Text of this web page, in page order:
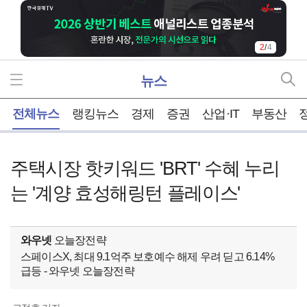
2/4
뉴스
전체뉴스 랭킹뉴스 경제 증권 산업·IT 부동산
주택시장 핫키워드 'BRT' 수혜 누리
는 '계양 효성해링턴 플레이스'
와우넷 오늘장전략
스페이스X, 최대 9.1억주 보호예수 해제 우려 딛고 6.14%
급등 - 와우넷 오늘장전략